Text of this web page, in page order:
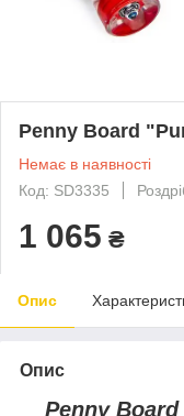
Penny Board
Немає в наявності
Код: SD3335
1 065 ₴
Опис
Опис
Penny